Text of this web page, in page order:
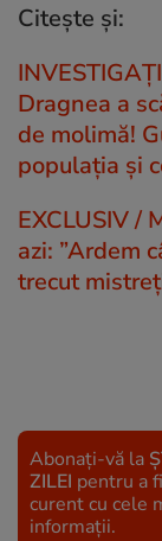
Citește și:
Dragnea a
de molimă!
populația și
EXCLUSIV /
azi: ”Ardem
trecut
Abonați-vă la
ZILEI pentru a
curent cu cele
informații.